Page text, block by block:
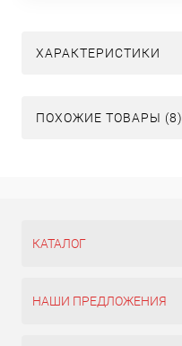
ХАРАКТЕРИСТИКИ
ПОХОЖИЕ ТОВАРЫ (8)
КАТАЛОГ
НАШИ ПРЕДЛОЖЕНИЯ